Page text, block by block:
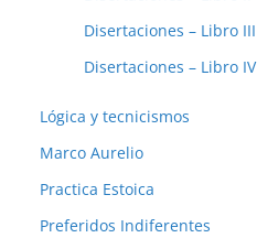
Disertaciones – Libro III
Disertaciones – Libro IV
Lógica y tecnicismos
Marco Aurelio
Practica Estoica
Preferidos Indiferentes